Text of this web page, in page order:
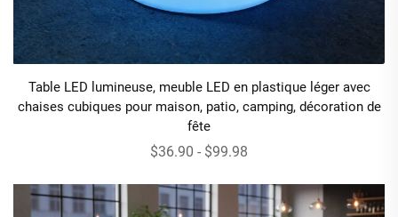
Table LED lumineuse, meuble LED en plastique léger avec
chaises cubiques pour maison, patio, camping, décoration de
fête
$36.90 - $99.98